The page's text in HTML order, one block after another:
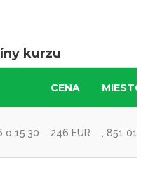
kurzu
CENA MIESTO
o 15:30 246 EUR , 851 01